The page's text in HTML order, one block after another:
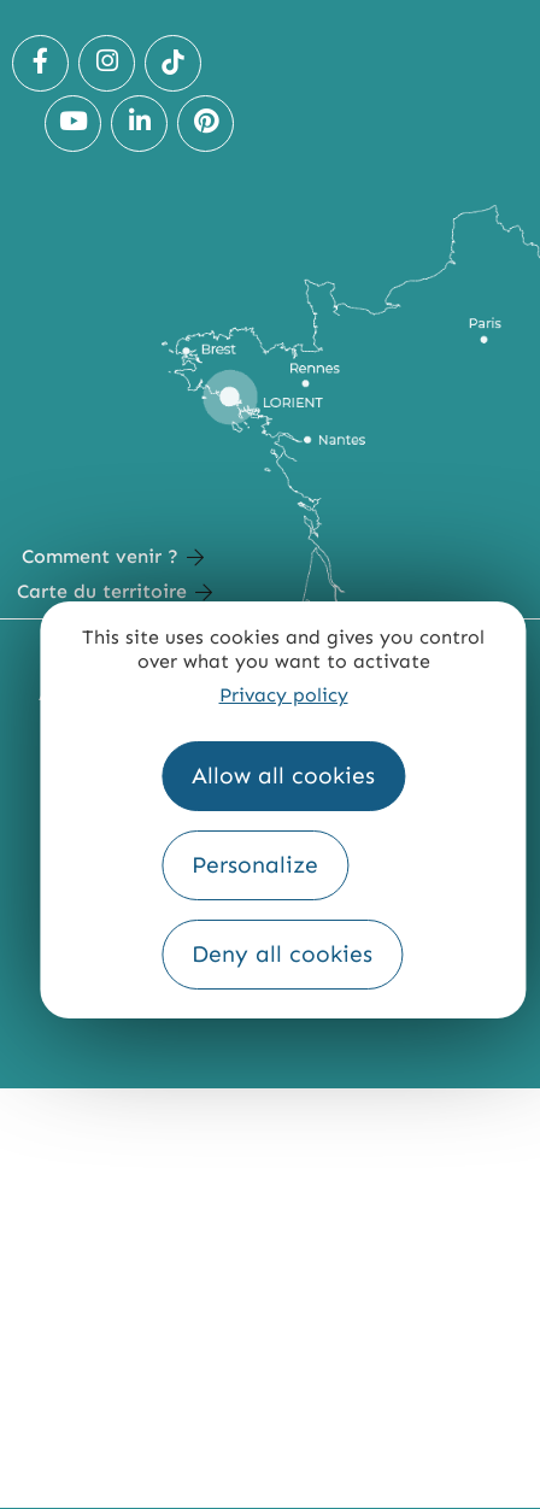
This site uses cookies and gives you control
over what you want to activate
Privacy policy
Allow all cookies
Personalize
Deny all cookies
Comment venir ?
Carte du territoire
MENTIONS LÉGALES PLAN DU SITE
ACCESSIBILITÉ : NON CONFORME
QUI SOMMES-NOUS ?
Fourni par
Traduction